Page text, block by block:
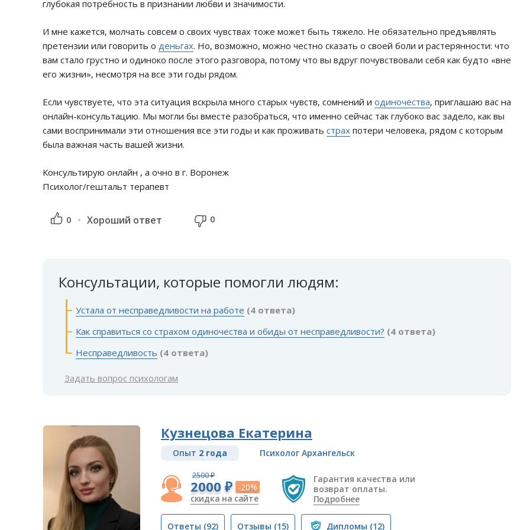
глубокая потребность в признании любви и значимости.
И мне кажется, молчать совсем о своих чувствах тоже может быть тяжело. Не обязательно предъявлять
претензии или говорить о деньгах. Но, возможно, можно честно сказать о своей боли и растерянности: что
вам стало грустно и одиноко после этого разговора, потому что вы вдруг почувствовали себя как будто «вне
его жизни», несмотря на все эти годы рядом.
Если чувствуете, что эта ситуация вскрыла много старых чувств, сомнений и одиночества, приглашаю вас на
онлайн-консультацию. Мы могли бы вместе разобраться, что именно сейчас так глубоко вас задело, как вы
сами воспринимали эти отношения все эти годы и как проживать страх потери человека, рядом с которым
была важная часть вашей жизни.
Консультирую онлайн , а очно в г. Воронеж
Психолог/гештальт терапевт
0 Хороший ответ 0
Консультации, которые помогли людям:
Устала от несправедливости на работе (4 ответа)
Как справиться со страхом одиночества и обиды от несправедливости? (4 ответа)
Несправедливость (4 ответа)
Задать вопрос психологам
Кузнецова Екатерина
Опыт 2 года Психолог Архангельск
2500 ₽
2000 ₽ -20%
скидка на сайте
Гарантия качества или
возврат оплаты.
Подробнее
Ответы (92) Отзывы (15) Дипломы (12)